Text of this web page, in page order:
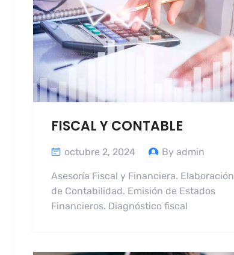
FISCAL Y CONTABLE
octubre 2, 2024 By admin
Asesoría Fiscal y Financiera. Elaboración
de Contabilidad. Emisión de Estados
Financieros. Diagnóstico fiscal